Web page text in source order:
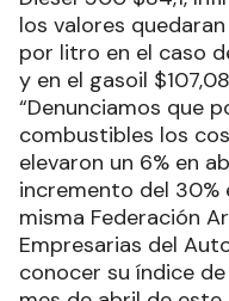
los valores
por litro en el caso
y en el gasoil
“Denunciamos que
combustibles los
elevaron un 6% en
incremento del 30%
misma Federación
Empresarias del
conocer su índice